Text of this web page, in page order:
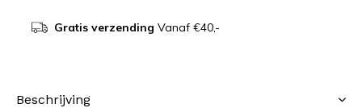
Gratis verzending Vanaf €40,-
Beschrijving